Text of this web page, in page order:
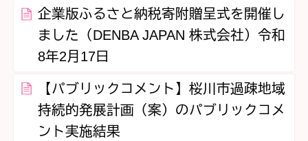
企業版ふるさと納税寄附贈呈式を開催し
ました（DENBA JAPAN 株式会社）令和
8年2月17日
【パブリックコメント】桜川市過疎地域
持続的発展計画（案）のパブリックコメ
ント実施結果